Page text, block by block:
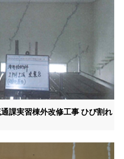
課実習棟外改修工事 ひび割れ